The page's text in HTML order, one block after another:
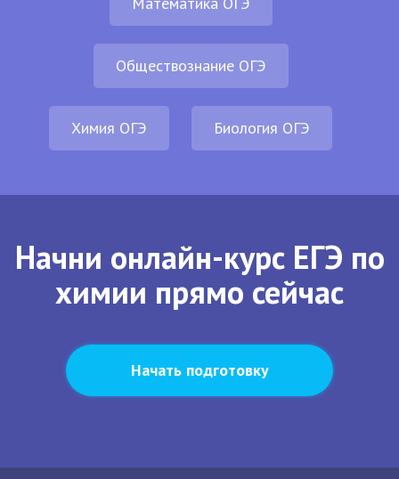
Обществознание ОГЭ
Химия ОГЭ Биология ОГЭ
Начни онлайн-курс ЕГЭ по
химии прямо сейчас
Начать подготовку